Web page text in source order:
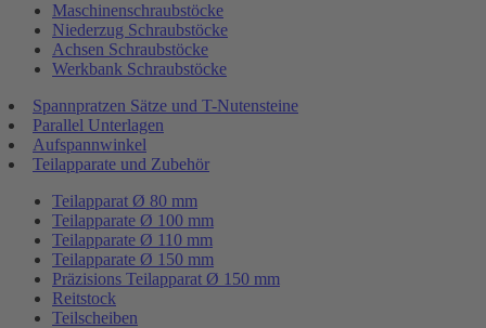
Maschinenschraubstöcke
Niederzug Schraubstöcke
Achsen Schraubstöcke
Werkbank Schraubstöcke
Spannpratzen Sätze und T-Nutensteine
Parallel Unterlagen
Aufspannwinkel
Teilapparate und Zubehör
Teilapparat Ø 80 mm
Teilapparate Ø 100 mm
Teilapparate Ø 110 mm
Teilapparate Ø 150 mm
Präzisions Teilapparat Ø 150 mm
Reitstock
Teilscheiben